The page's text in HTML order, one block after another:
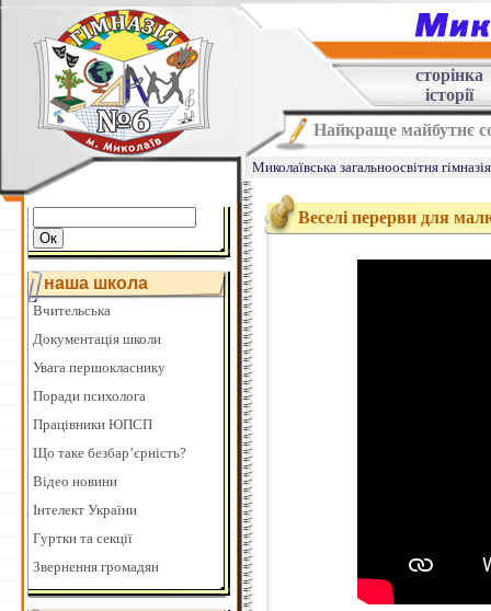
сторінка
історії
Найкраще майбутнє
наша школа
Вчительська
Документація школи
Увага першокласнику
Поради психолога
Працівники ЮПСП
Що таке безбар’єрність?
Відео новини
Інтелект України
Гуртки та секції
Звернення громадян
Миколаївська загальноосвітня
Веселі перерви для